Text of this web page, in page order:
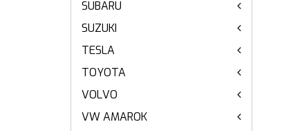
SUBARU
SUZUKI
TESLA
TOYOTA
VOLVO
VW AMAROK